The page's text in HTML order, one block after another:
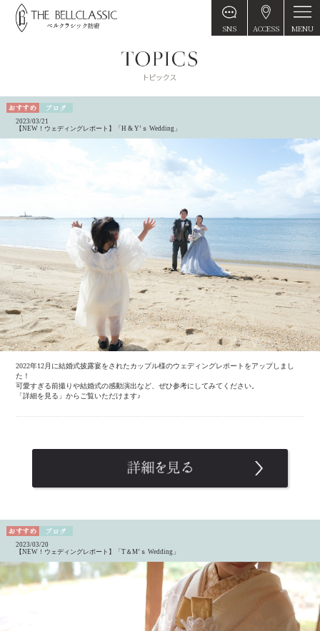
SNS ACCESS MENU
2023/03/21
【NEW！ウェディングレポート】「H & Y’ｓ Wedding」
2022年12月に結婚式披露宴をされたカップル様のウェディングレポートをアップしまし
た！
可愛すぎる前撮りや結婚式の感動演出など、ぜひ参考にしてみてください。
「詳細を見る」からご覧いただけます♪
2023/03/20
【NEW！ウェディングレポート】「T＆M’ｓ Wedding」